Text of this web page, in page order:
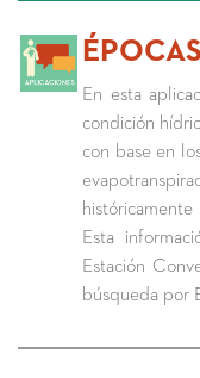
En esta
condición
con base en
Esta
Estación
búsqueda por